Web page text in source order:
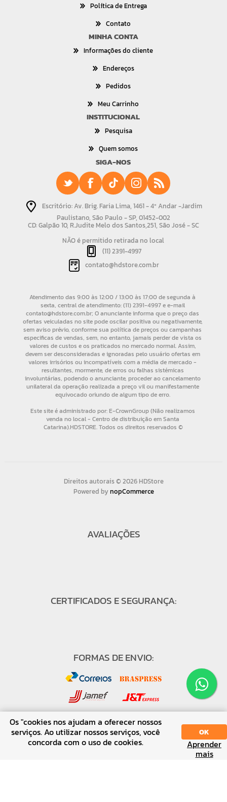
Política de Entrega
Contato
MINHA CONTA
Informações do cliente
Endereços
Pedidos
Meu Carrinho
INSTITUCIONAL
Pesquisa
Quem somos
SIGA-NOS
Escritório: Av. Brig. Faria Lima, 1461 - 4º Andar -Jardim
Paulistano, São Paulo - SP, 01452-002
CD: Galpão 10, R.Judite Melo dos Santos,251, São José - SC
NÃO é permitido retirada no local
(11) 2391-4997
contato@hdstore.com.br
Direitos autorais © 2026 HDStore
Powered bynopCommerce
AVALIAÇÕES
CERTIFICADOS E SEGURANÇA:
FORMAS DE ENVIO:
FORMAS DE PAGAMENTO:
SORT DISPLAY
Os "cookies nos ajudam a oferecer nossos
serviços. Ao utilizar nossos serviços, você
concorda com o uso de cookies.
OK
Aprender
mais